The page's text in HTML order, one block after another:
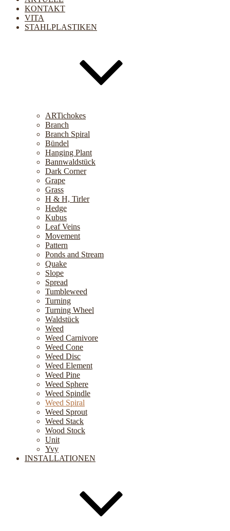
KONTAKT
VITA
STAHLPLASTIKEN
ARTichokes
Branch
Branch Spiral
Bündel
Hanging Plant
Bannwaldstück
Dark Corner
Grape
Grass
H & H, Tirler
Hedge
Kubus
Leaf Veins
Movement
Pattern
Ponds and Stream
Quake
Slope
Spread
Tumbleweed
Turning
Turning Wheel
Waldstück
Weed
Weed Carnivore
Weed Cone
Weed Disc
Weed Element
Weed Pine
Weed Sphere
Weed Spindle
Weed Spiral
Weed Sprout
Weed Stack
Wood Stock
Unit
Yvy
INSTALLATIONEN